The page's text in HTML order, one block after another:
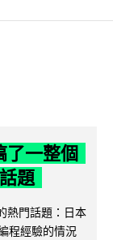
了一整個
題
熱門話題：日本
程經驗的情況